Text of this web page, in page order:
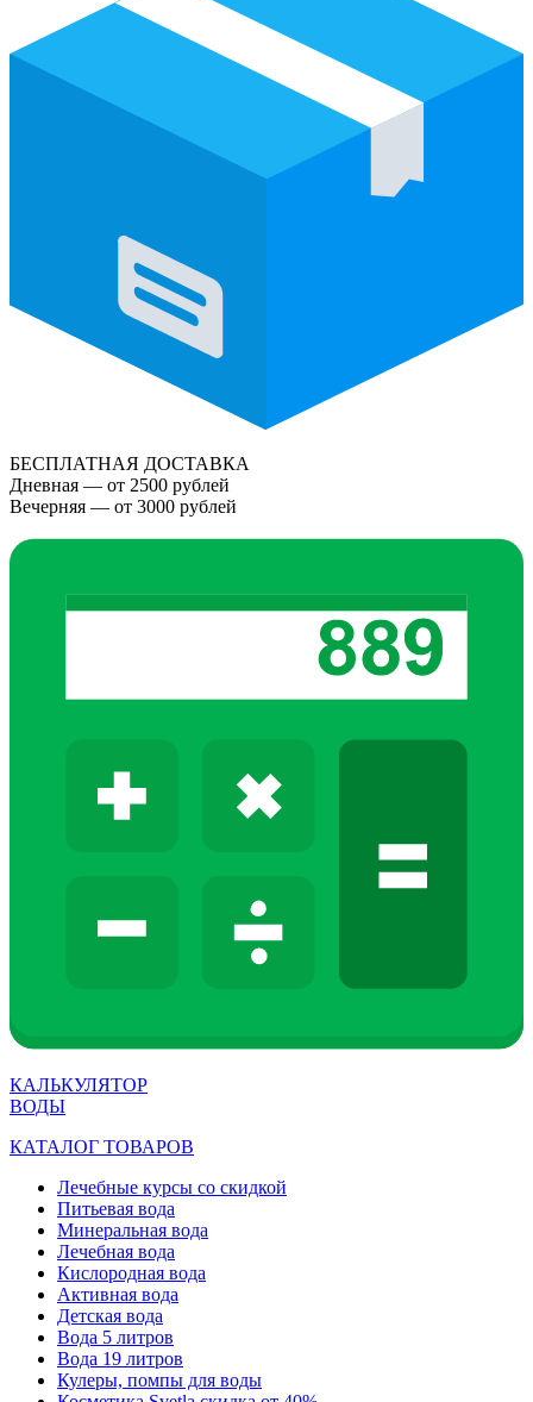
БЕСПЛАТНАЯ ДОСТАВКА
Дневная — от 2500 рублей
Вечерняя — от 3000 рублей
КАЛЬКУЛЯТОР
ВОДЫ
КАТАЛОГ ТОВАРОВ
Лечебные курсы со скидкой
Питьевая вода
Минеральная вода
Лечебная вода
Кислородная вода
Активная вода
Детская вода
Вода 5 литров
Вода 19 литров
Кулеры, помпы для воды